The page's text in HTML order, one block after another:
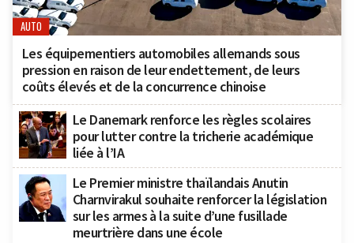
AUTO
Les équipementiers automobiles allemands sous
pression en raison de leur endettement, de leurs
coûts élevés et de la concurrence chinoise
Le Danemark renforce les règles scolaires
pour lutter contre la tricherie académique
liée à l’IA
Le Premier ministre thaïlandais Anutin
Charnvirakul souhaite renforcer la législation
sur les armes à la suite d’une fusillade
meurtrière dans une école